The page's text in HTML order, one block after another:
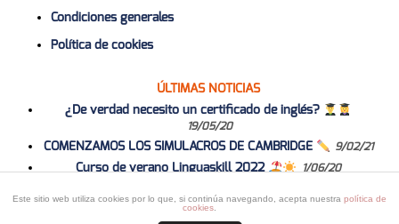
Este sitio web utiliza cookies por lo que, si continúa navegando, acepta nuestra política de
cookies
Condiciones generales
Política de cookies
ÚLTIMAS NOTICIAS
¿De verdad necesito un certificado de inglés?
19/05/20
COMENZAMOS LOS SIMULACROS DE CAMBRIDGE 9/02/21
Curso de verano Linguaskill 2022 1/06/20